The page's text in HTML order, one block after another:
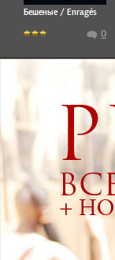
Бешеные / Enragés
0